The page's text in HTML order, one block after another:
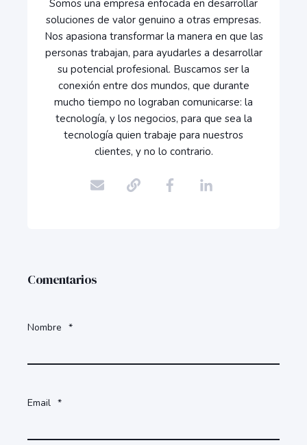
Somos una empresa enfocada en desarrollar
soluciones de valor genuino a otras empresas.
Nos apasiona transformar la manera en que las
personas trabajan, para ayudarles a desarrollar
su potencial profesional. Buscamos ser la
conexión entre dos mundos, que durante
mucho tiempo no lograban comunicarse: la
tecnología, y los negocios, para que sea la
tecnología quien trabaje para nuestros
clientes, y no lo contrario.
Comentarios
Nombre *
Email *